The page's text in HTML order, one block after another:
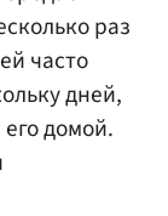
раз
часто
дней,
домой.